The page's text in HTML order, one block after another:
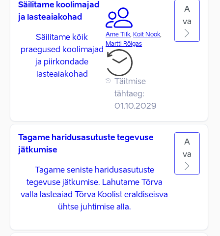
Säilitame koolimajad
ja lasteaiakohad
Säilitame kõik
praegused koolimajad
ja piirkondade
lasteaiakohad
Arne Tilk, Koit Nook,
Martti Rõigas
Täitmise
tähtaeg:
01.10.2029
A
va
Tagame haridusasutuste tegevuse
jätkumise
Tagame seniste haridusasutuste
tegevuse jätkumise. Lahutame Tõrva
valla lasteaiad Tõrva Koolist eraldiseisva
ühtse juhtimise alla.
A
va